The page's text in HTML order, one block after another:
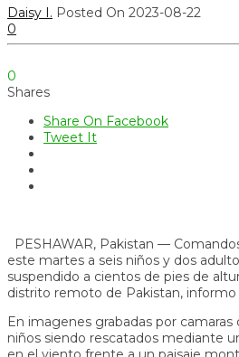
Daisy I. Posted On 2023-08-22
0
0
Shares
Share On Facebook
Tweet It
PESHAWAR, Pakistan —
este martes a seis niños y dos
suspendido a cientos de pies de
distrito remoto de Pakistan,
En imagenes grabadas por
niños siendo rescatados mediante